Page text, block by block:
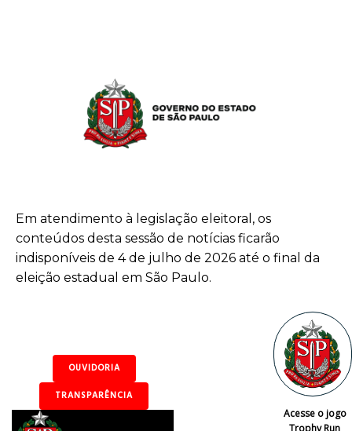
Em atendimento à legislação eleitoral, os
conteúdos desta sessão de notícias ficarão
indisponíveis de 4 de julho de 2026 até o final da
eleição estadual em São Paulo.
Acesse o jogo
Trophy Run
OUVIDORIA
TRANSPARÊNCIA